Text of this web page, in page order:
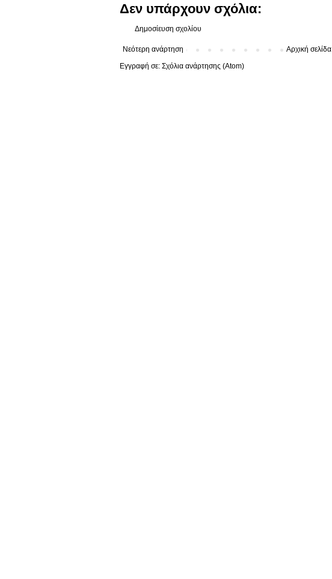
Δεν υπάρχουν σχόλια:
Δημοσίευση σχολίου
Νεότερη ανάρτηση
Αρχική σελίδα
Εγγραφή σε: Σχόλια ανάρτησης (Atom)